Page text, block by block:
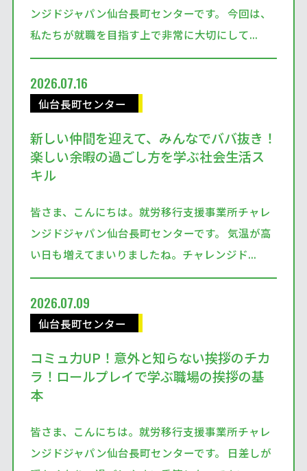
ンジドジャパン仙台長町センターです。 今回は、
私たちが就職を目指す上で非常に大切にして...
2026.07.16
仙台長町センター
新しい仲間を迎えて、みんなでババ抜き！
楽しい余暇の過ごし方を学ぶ社会生活ス
キル
皆さま、こんにちは。就労移行支援事業所チャレ
ンジドジャパン仙台長町センターです。 気温が高
い日も増えてまいりましたね。チャレンジド...
2026.07.09
仙台長町センター
コミュ力UP！意外と知らない挨拶のチカ
ラ！ロールプレイで学ぶ職場の挨拶の基
本
皆さま、こんにちは。就労移行支援事業所チャレ
ンジドジャパン仙台長町センターです。 日差しが